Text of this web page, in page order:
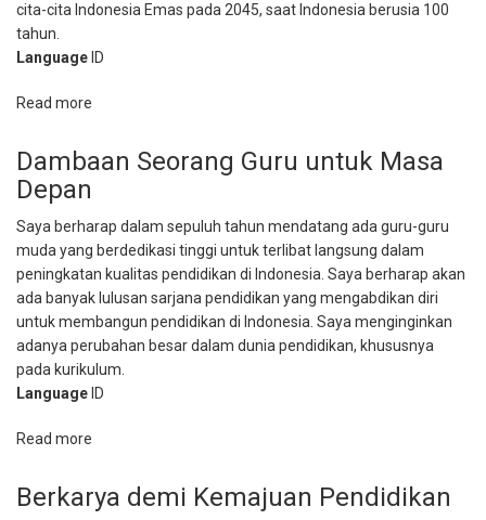
cita-cita Indonesia Emas pada 2045, saat Indonesia berusia 100
tahun.
Language ID
Read more
Menjadi
yang
Inovatif
dan
Berprestasi”
Dambaan Seorang Guru untuk Masa
Depan
Saya berharap dalam sepuluh tahun mendatang ada guru-guru
muda yang berdedikasi tinggi untuk terlibat langsung dalam
peningkatan kualitas pendidikan di Indonesia. Saya berharap akan
ada banyak lulusan sarjana pendidikan yang mengabdikan diri
untuk membangun pendidikan di Indonesia. Saya menginginkan
adanya perubahan besar dalam dunia pendidikan, khususnya
pada kurikulum.
Language ID
Read more
Seorang
Guru
Berkarya demi Kemajuan Pendidikan